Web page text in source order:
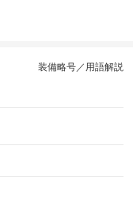
装備略号／用語解説